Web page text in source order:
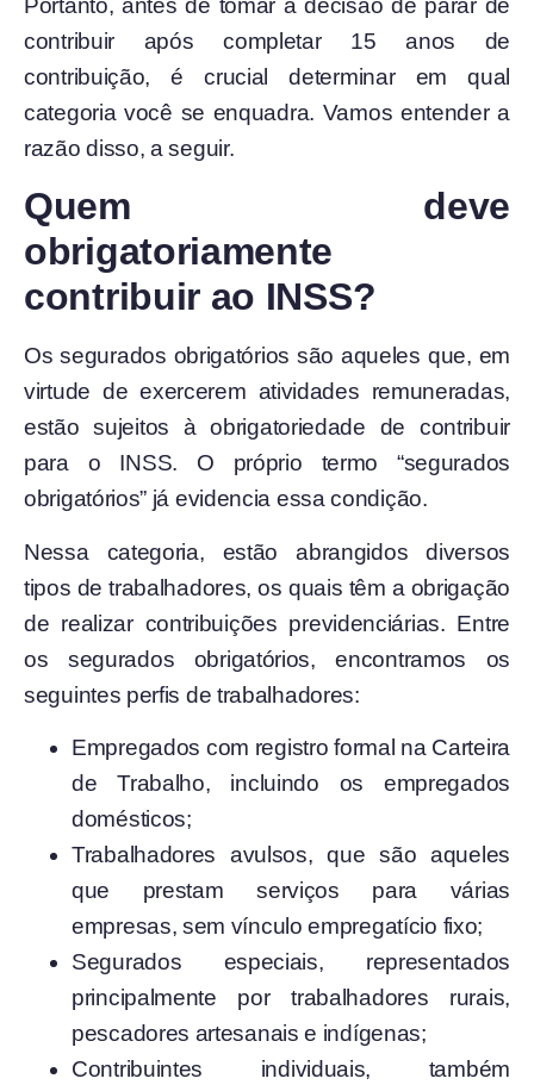
Portanto, antes de tomar a decisão de parar de
contribuir após completar 15 anos de
contribuição, é crucial determinar em qual
categoria você se enquadra. Vamos entender a
razão disso, a seguir.
Quem deve
obrigatoriamente
contribuir ao INSS?
Os segurados obrigatórios são aqueles que, em
virtude de exercerem atividades remuneradas,
estão sujeitos à obrigatoriedade de contribuir
para o INSS. O próprio termo “segurados
obrigatórios” já evidencia essa condição.
Nessa categoria, estão abrangidos diversos
tipos de trabalhadores, os quais têm a obrigação
de realizar contribuições previdenciárias. Entre
os segurados obrigatórios, encontramos os
seguintes perfis de trabalhadores:
Empregados com registro formal na Carteira
de Trabalho, incluindo os empregados
domésticos;
Trabalhadores avulsos, que são aqueles
que prestam serviços para várias
empresas, sem vínculo empregatício fixo;
Segurados especiais, representados
principalmente por trabalhadores rurais,
pescadores artesanais e indígenas;
Contribuintes individuais, também